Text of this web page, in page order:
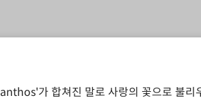
가 합쳐진 말로 사랑의 꽃으로 불